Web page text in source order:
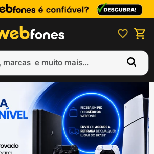
e muito mais...